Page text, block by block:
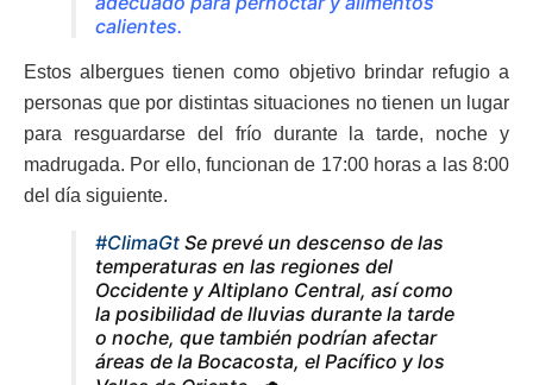
calientes.
Estos albergues tienen como objetivo brindar refugio a
personas que por distintas situaciones no tienen un lugar
para resguardarse del frío durante la tarde, noche y
madrugada. Por ello, funcionan de 17:00 horas a las 8:00
del día siguiente.
#ClimaGt Se prevé un descenso de las
temperaturas en las regiones del
Occidente y Altiplano Central, así como
la posibilidad de lluvias durante la tarde
o noche, que también podrían afectar
áreas de la Bocacosta, el Pacífico y los